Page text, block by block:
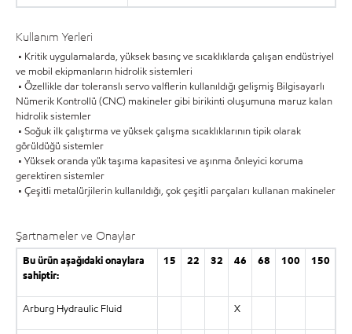
Kullanım Yerleri
• Kritik uygulamalarda, yüksek basınç ve sıcaklıklarda çalışan endüstriyel
ve mobil ekipmanların hidrolik sistemleri
• Özellikle dar toleranslı servo valflerin kullanıldığı gelişmiş Bilgisayarlı
Nümerik Kontrollü (CNC) makineler gibi birikinti oluşumuna maruz kalan
hidrolik sistemler
• Soğuk ilk çalıştırma ve yüksek çalışma sıcaklıklarının tipik olarak
görüldüğü sistemler
• Yüksek oranda yük taşıma kapasitesi ve aşınma önleyici koruma
gerektiren sistemler
• Çeşitli metalürjilerin kullanıldığı, çok çeşitli parçaları kullanan makineler
Şartnameler ve Onaylar
Bu ürün aşağıdaki onaylara
sahiptir:
15 22 32 46 68 100 150
Arburg Hydraulic Fluid X